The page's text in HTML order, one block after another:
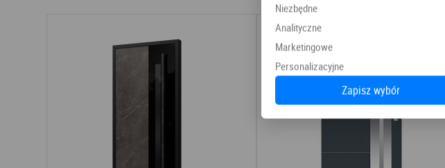
Niezbędne
Analityczne
Marketingowe
Personalizacyjne
Zapisz wybór